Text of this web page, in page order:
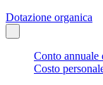
Dotazione organica
Conto annuale
Costo